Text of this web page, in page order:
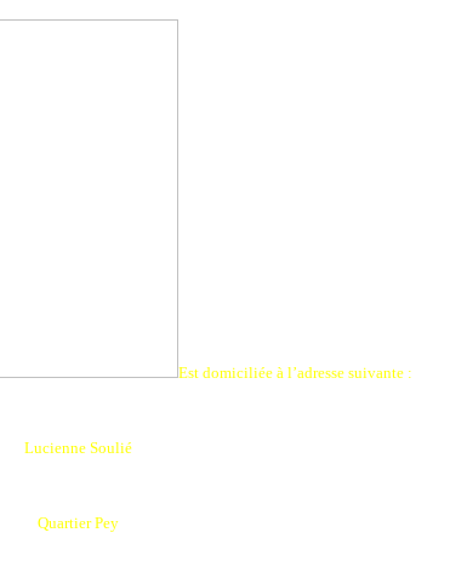
Est domiciliée à l’adresse suivante :
Lucienne Soulié
Quartier Pey